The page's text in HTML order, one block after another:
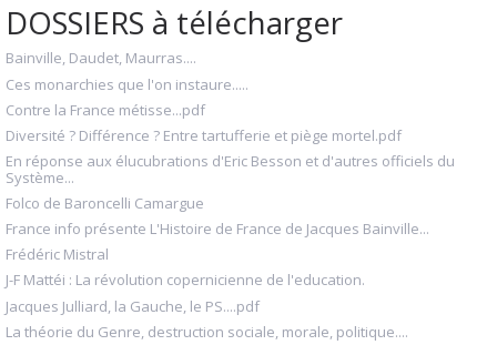
DOSSIERS à télécharger
Bainville, Daudet, Maurras....
Ces monarchies que l'on instaure.....
Contre la France métisse...pdf
Diversité ? Différence ? Entre tartufferie et piège mortel.pdf
En réponse aux élucubrations d'Eric Besson et d'autres officiels du
Système...
Folco de Baroncelli Camargue
France info présente L'Histoire de France de Jacques Bainville...
Frédéric Mistral
J-F Mattéi : La révolution copernicienne de l'education.
Jacques Julliard, la Gauche, le PS....pdf
La théorie du Genre, destruction sociale, morale, politique....